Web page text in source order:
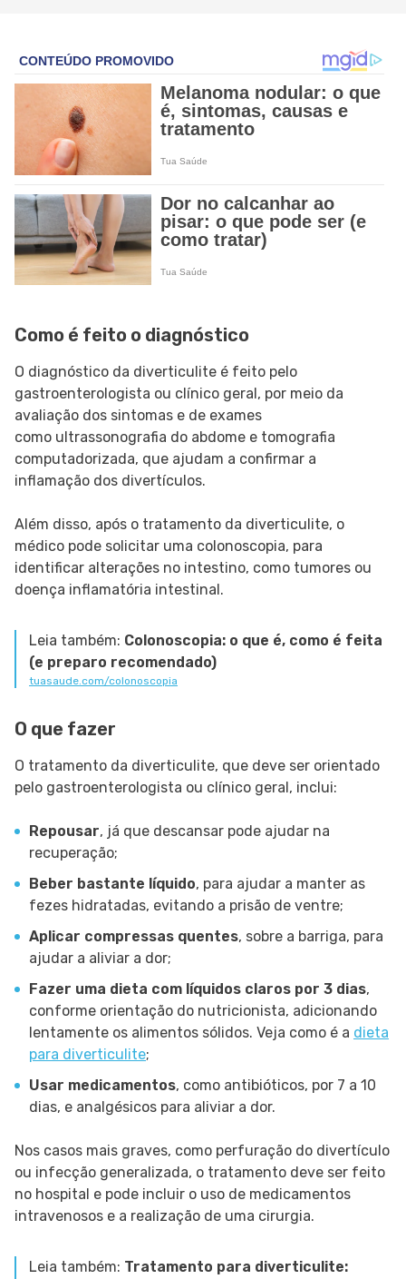
Como é feito o diagnóstico
O diagnóstico da diverticulite é feito pelo
gastroenterologista ou clínico geral, por meio da
avaliação dos sintomas e de exames
como ultrassonografia do abdome e tomografia
computadorizada, que ajudam a confirmar a
inflamação dos divertículos.
Além disso, após o tratamento da diverticulite, o
médico pode solicitar uma colonoscopia, para
identificar alterações no intestino, como tumores ou
doença inflamatória intestinal.
Leia também: Colonoscopia: o que é, como é feita
(e preparo recomendado)
tuasaude.com/colonoscopia
O que fazer
O tratamento da diverticulite, que deve ser orientado
pelo gastroenterologista ou clínico geral, inclui:
Repousar, já que descansar pode ajudar na
recuperação;
Beber bastante líquido, para ajudar a manter as
fezes hidratadas, evitando a prisão de ventre;
Aplicar compressas quentes, sobre a barriga, para
ajudar a aliviar a dor;
Fazer uma dieta com líquidos claros por 3 dias,
conforme orientação do nutricionista, adicionando
lentamente os alimentos sólidos. Veja como é a dieta
para diverticulite;
Usar medicamentos, como antibióticos, por 7 a 10
dias, e analgésicos para aliviar a dor.
Nos casos mais graves, como perfuração do divertículo
ou infecção generalizada, o tratamento deve ser feito
no hospital e pode incluir o uso de medicamentos
intravenosos e a realização de uma cirurgia.
Leia também: Tratamento para diverticulite: